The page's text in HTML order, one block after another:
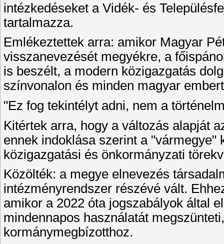
intézkedéseket a Vidék- és
tartalmazza.
Emlékeztettek arra: amikor Magyar
visszanevezését megyékre, a
is beszélt, a modern közigazgatás
színvonalon és minden magyar
"Ez fog tekintélyt adni, nem a
Kitértek arra, hogy a változás alapját
ennek indoklása szerint a
közigazgatási és önkormányzati
Közölték: a megye elnevezés
intézményrendszer részévé vált.
amikor a 2022 óta jogszabályok által
mindennapos használatát
kormánymegbízotthoz.